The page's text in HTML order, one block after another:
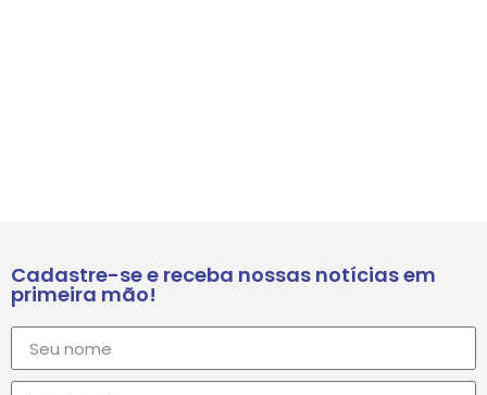
Cadastre-se e receba nossas notícias em
primeira mão!